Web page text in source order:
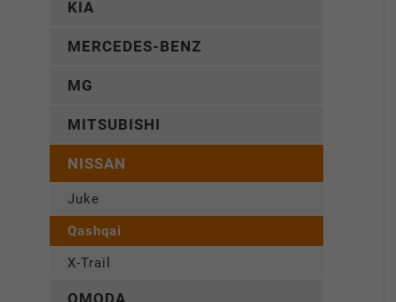
KIA
MERCEDES-BENZ
MG
MITSUBISHI
NISSAN
Juke
Qashqai
X-Trail